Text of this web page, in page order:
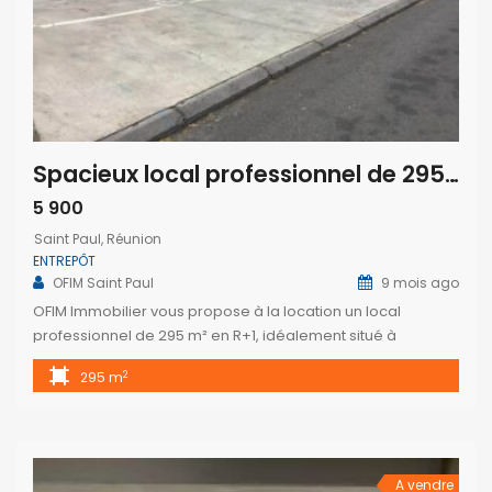
Spacieux local professionnel de 295 m² à louer à Cambaie Saint-Paul – Idéal bureaux ou entrepôt
5 900
Saint Paul, Réunion
ENTREPÔT
OFIM Saint Paul
9 mois ago
OFIM Immobilier vous propose à la location un local
professionnel de 295 m² en R+1, idéalement situé à
Cambaie – Saint-Paul, bénéficiant d’un accès rapide à la 4
voies. Ce bien se compose de plusieurs pièces
possibilités d’aménagement pour […]
295 m2
A vendre